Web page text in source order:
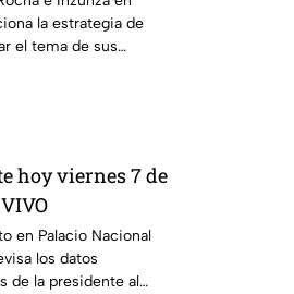
la estrategia de
el tema de sus
hoy viernes 7 de
en Palacio Nacional
los datos
de la presidente al